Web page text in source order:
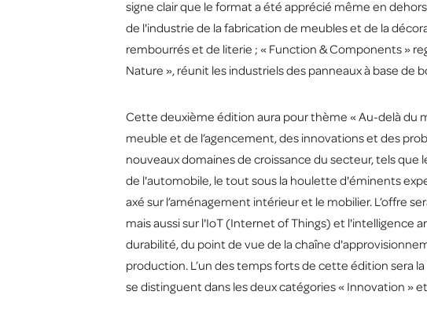
signe clair que le format a été apprécié même en
de l'industrie de la fabrication de meubles et de la
rembourrés et de literie ; « Function & Components »
Nature », réunit les industriels des panneaux à base de
Cette deuxième édition aura pour thème « Au-delà du
meuble et de l’agencement, des innovations et des
nouveaux domaines de croissance du secteur, tels
de l'automobile, le tout sous la houlette d'éminents
axé sur l’aménagement intérieur et le mobilier. L’offre
mais aussi sur l'IoT (Internet of Things) et l'intelligence
durabilité, du point de vue de la chaîne
production. L’un des temps forts de cette édition sera
se distinguent dans les deux catégories « Innovation » et